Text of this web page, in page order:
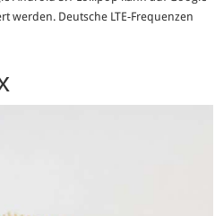
werden. Deutsche LTE-Frequenzen